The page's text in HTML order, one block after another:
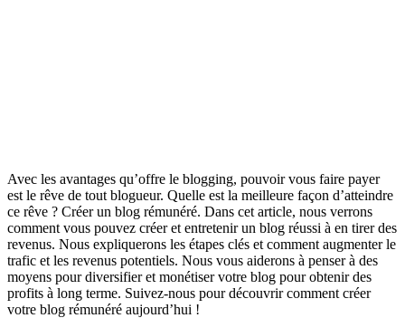
Avec les avantages qu’offre le blogging, pouvoir vous faire payer
est le rêve de tout blogueur. Quelle est la meilleure façon d’atteindre
ce rêve ? Créer un blog rémunéré. Dans cet article, nous verrons
comment vous pouvez créer et entretenir un blog réussi à en tirer des
revenus. Nous expliquerons les étapes clés et comment augmenter le
trafic et les revenus potentiels. Nous vous aiderons à penser à des
moyens pour diversifier et monétiser votre blog pour obtenir des
profits à long terme. Suivez-nous pour découvrir comment créer
votre blog rémunéré aujourd’hui !